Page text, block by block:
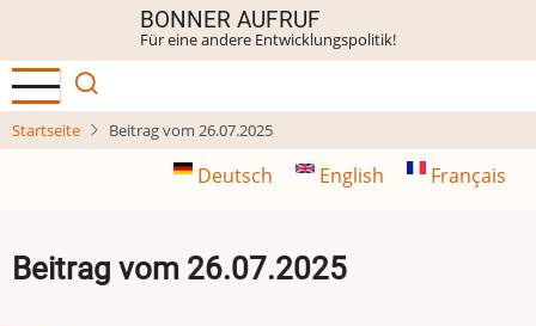
Inhalt
BONNER AUFRUF
Für eine andere Entwicklungspolitik!
Startseite Beitrag vom 26.07.2025
Deutsch English Français
Beitrag vom 26.07.2025